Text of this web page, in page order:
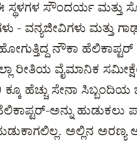
ಈ ಸ್ಥಳಗಳ ಸೌಂದರ್ಯ
- ವನ್ಯಜೀವಿಗಳು ಮತ್ತು
ನೌಕಾ ಹೆಲಿಕಾಪ್ಟರ್
ರೀತಿಯ ವೈಮಾನಿಕ
ಹೆಚ್ಚು ಸೇನಾ
ಅನ್ನು
ಅಲ್ಲಿನ ಅರಣ್ಯ